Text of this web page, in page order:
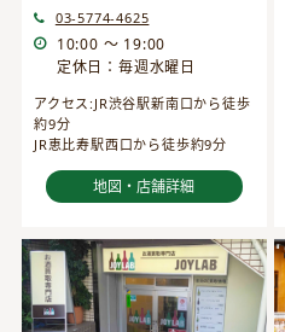
03-5774-4625
10:00 ～ 19:00
定休日：毎週水曜日
アクセス:JR渋谷駅新南口から徒歩
約9分
JR恵比寿駅西口から徒歩約9分
地図・店舗詳細